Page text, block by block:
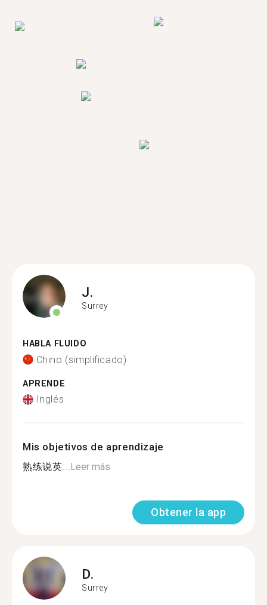
J.
Surrey
HABLA FLUIDO
Chino (simplificado)
APRENDE
Inglés
Mis objetivos de aprendizaje
熟练说英...Leer más
Obtener la app
D.
Surrey